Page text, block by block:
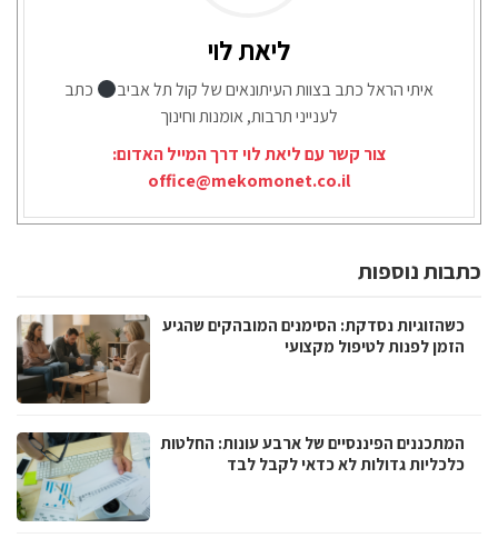
ליאת לוי
איתי הראל כתב בצוות העיתונאים של קול תל אביב
כתב
לענייני תרבות, אומנות וחינוך
צור קשר עם ליאת לוי דרך המייל האדום:
office@mekomonet.co.il
כתבות נוספות
כשהזוגיות נסדקת: הסימנים המובהקים שהגיע
הזמן לפנות לטיפול מקצועי
המתכננים הפיננסיים של ארבע עונות: החלטות
כלכליות גדולות לא כדאי לקבל לבד